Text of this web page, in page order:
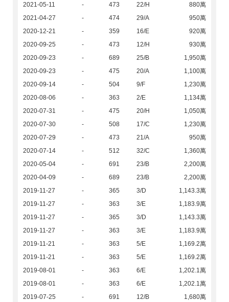
2021-05-11 - 473 22/H
880萬
2021-04-27
- 474 29/A
950萬
2020-12-21
- 359 16/E
920萬
2020-09-25
- 473 12/H
930萬
2020-09-23
- 689 25/B
1,950萬
2020-09-23
- 475 20/A
1,100萬
2020-09-14
- 504 9/F
1,230萬
2020-08-06
- 363 2/E
1,134萬
2020-07-31
- 475 20/H
1,050萬
2020-07-30
- 508 17/C
1,230萬
2020-07-29
- 473 21/A
950萬
2020-07-14
- 512 32/C
1,360萬
2020-05-04
- 691 23/B
2,200萬
2020-04-09
- 689 23/B
2,200萬
2019-11-27
- 365 3/D
1,143.3萬
2019-11-27
- 363 3/E
1,183.9萬
2019-11-27
- 365 3/D
1,143.3萬
2019-11-27
- 363 3/E
1,183.9萬
2019-11-21
- 363 5/E
1,169.2萬
2019-11-21
- 363 5/E
1,169.2萬
2019-08-01
- 363 6/E
1,202.1萬
2019-08-01
- 363 6/E
1,202.1萬
2019-07-25
- 691 12/B
1,680萬